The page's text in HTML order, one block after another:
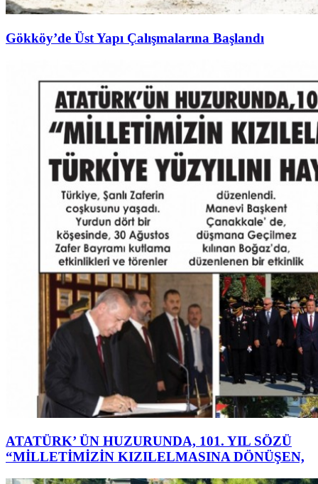
Gökköy’de Üst Yapı Çalışmalarına Başlandı
ATATÜRK’ ÜN HUZURUNDA, 101. YIL SÖZÜ
“MİLLETİMİZİN KIZILELMASINA DÖNÜŞEN,